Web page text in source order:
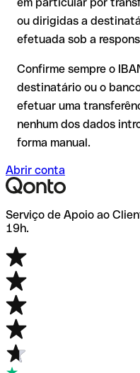
transferência de teste.
Recomendação
: verifique
transferência com o
de dúvida, confirme-o
precaução é
elevados ou em novas
ou dirigidas a
efetuada sob a
Confirme sempre o
destinatário ou o
efetuar uma
nenhum dos dados
forma manual.
Abrir conta
Serviço de Apoio ao
19h.